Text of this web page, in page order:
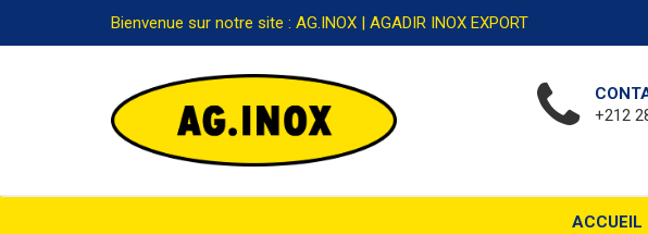
Bienvenue sur notre site : AG.INOX | AGADIR INOX EXPORT
+212
ACCUEIL